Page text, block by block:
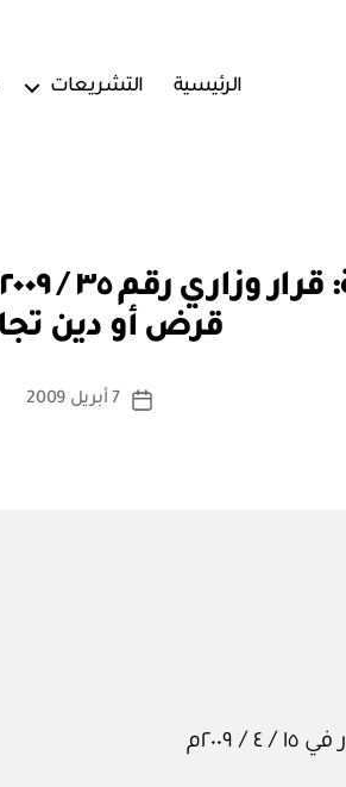
الرئيسية التشريعات
قرض أو دين
كاتب
بو
س
ة
تاريخ
7 أبريل 2009